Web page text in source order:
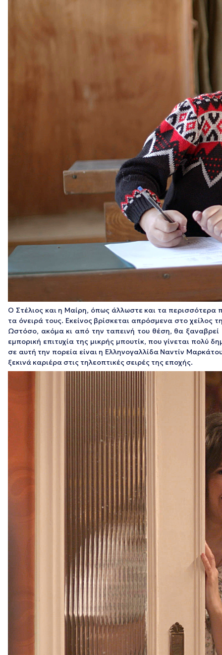
Ο Στέλιος και η Μαίρη, όπως άλλωστε και τα
τα όνειρά τους. Εκείνος βρίσκεται απρόσμενα στο χείλος
Ωστόσο, ακόμα κι από την ταπεινή του θέση, θα
εμπορική επιτυχία της μικρής μπουτίκ, που γίνεται πολύ
σε αυτή την πορεία είναι η Ελληνογαλλίδα Ναντίν
ξεκινά καριέρα στις τηλεοπτικές σειρές της εποχής.